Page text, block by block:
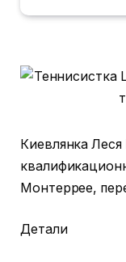
Киевлянка
Монтеррее,
Детали